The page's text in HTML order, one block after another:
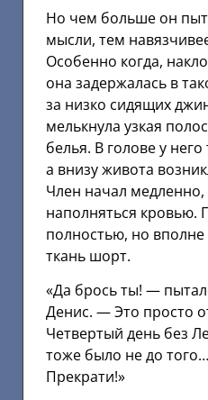
Но чем больше он
мысли, тем
Особенно когда,
она задержалась в
за низко сидящих
мелькнула узкая
белья. В голове у
а внизу живота
Член начал
наполняться кровью.
полностью, но
ткань шорт.
«Да брось ты! —
Денис. — Это просто
Четвертый день без
тоже было не до
Прекрати!»